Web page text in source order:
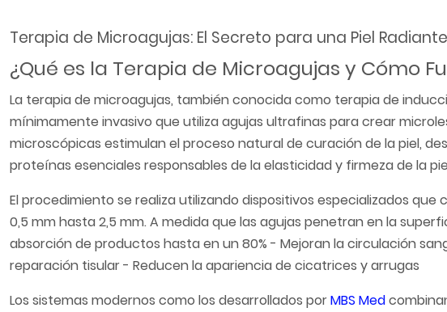
Terapia de Microagujas: El Secreto para una Piel
¿Qué es la Terapia de Microagujas y Cómo
La terapia de microagujas, también conocida como terapia de
mínimamente invasivo que utiliza agujas ultrafinas para crear
microscópicas estimulan el proceso natural de curación de la piel,
proteínas esenciales responsables de la elasticidad y firmeza de la
El procedimiento se realiza utilizando dispositivos especializados
0,5 mm hasta 2,5 mm. A medida que las agujas penetran en la
absorción de productos hasta en un 80% - Mejoran la circulación
reparación tisular - Reducen la apariencia de cicatrices y arrugas
Los sistemas modernos como los desarrollados porMBS Med